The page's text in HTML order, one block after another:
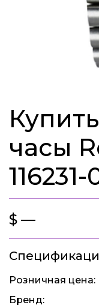
часы
$ —
Розничная цена:
Бренд: